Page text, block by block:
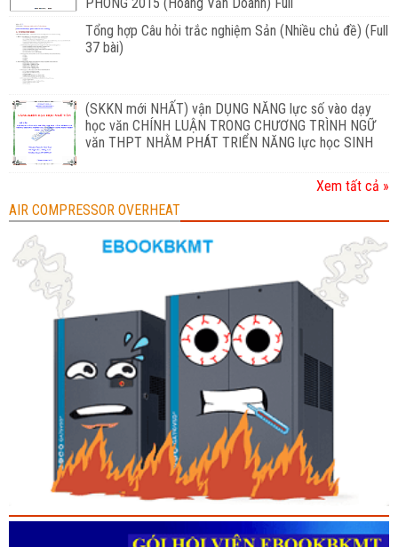
Tổng hợp Câu hỏi trắc nghiệm Sản (Nhiều chủ đề) (Full
37 bài)
(SKKN mới NHẤT) vận DỤNG NĂNG lực số vào dạy
học văn CHÍNH LUẬN TRONG CHƯƠNG TRÌNH NGỮ
văn THPT NHẰM PHÁT TRIỂN NĂNG lực học SINH
Xem tất cả »
AIR COMPRESSOR OVERHEAT